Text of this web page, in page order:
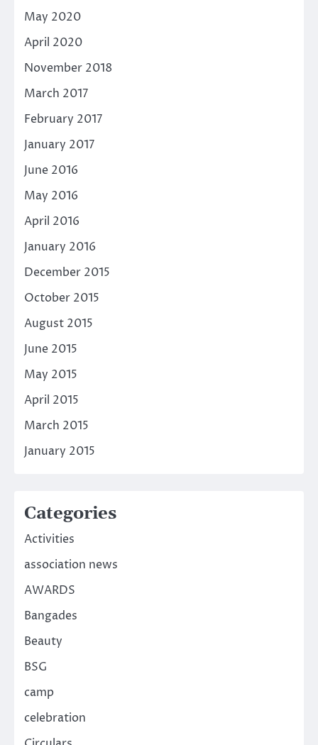
May 2020
April 2020
November 2018
March 2017
February 2017
January 2017
June 2016
May 2016
April 2016
January 2016
December 2015
October 2015
August 2015
June 2015
May 2015
April 2015
March 2015
January 2015
Categories
Activities
association news
AWARDS
Bangades
Beauty
BSG
camp
celebration